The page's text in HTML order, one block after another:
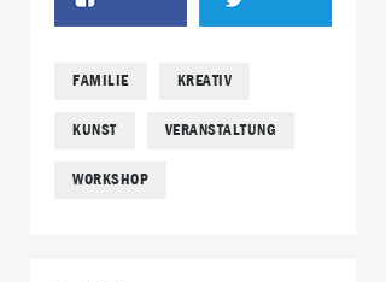
FAMILIE KREATIV
KUNST VERANSTALTUNG
WORKSHOP